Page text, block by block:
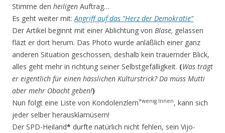
Stimme den heiligen Auftrag…
Es geht weiter mit: Angriff auf das “Herz der Demokratie”
Der Artikel beginnt mit einer Ablichtung von Blase, gelassen
fläzt er dort herum. Das Photo wurde anläßlich einer ganz
anderen Situation geschossen, deshalb kein trauernder Blick,
alles geht mehr in richtung seiner Selbstgefälligkeit. (Was trägt
er eigentlich für einen hässlichen Kulturstrick? Da muss Mutti
aber mehr Obacht geben!)
Nun folgt eine Liste von Kondolenzlern*wenig Innen, kann sich
jeder selber herausklamüsern!
Der SPD-Heiland* durfte natürlich nicht fehlen, sein Vijo-